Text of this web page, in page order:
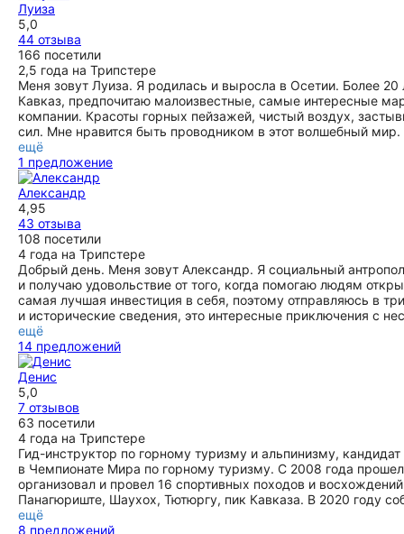
Луиза
5,0
44 отзыва
166 посетили
2,5 года на Трипстере
Меня зовут Луиза. Я родилась и выросла в Осетии. Более
Кавказ, предпочитаю малоизвестные, самые интересные
компании. Красоты горных пейзажей, чистый воздух,
сил. Мне нравится быть проводником в этот волшебный мир.
ещё
1 предложение
Александр
4,95
43 отзыва
108 посетили
4 года на Трипстере
Добрый день. Меня зовут Александр. Я социальный
и получаю удовольствие от того, когда помогаю людям
самая лучшая инвестиция в себя, поэтому отправляюсь в
и исторические сведения, это интересные приключения с
ещё
14 предложений
Денис
5,0
7 отзывов
63 посетили
4 года на Трипстере
Гид-инструктор по горному туризму и альпинизму,
в Чемпионате Мира по горному туризму. С 2008 года
организовал и провел 16 спортивных походов и
Панагюриште, Шаухох, Тютюргу, пик Кавказа. В 2020 году
ещё
8 предложений